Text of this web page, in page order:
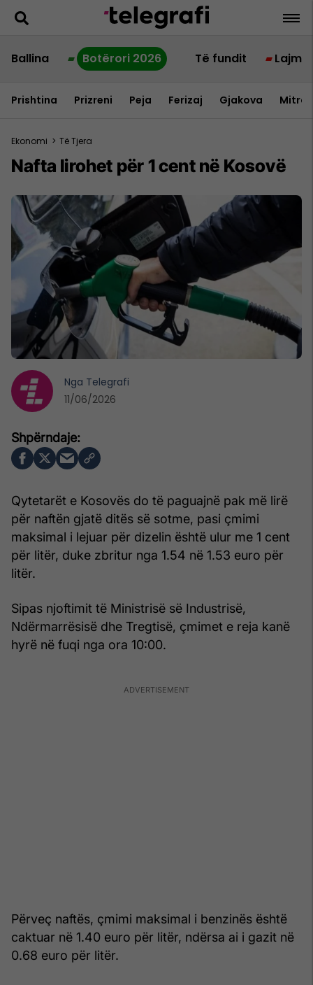
Ballina Botërori 2026 Të fundit Lajme
Prishtina Prizreni Peja Ferizaj Gjakova
Ekonomi > Të Tjera
Nafta lirohet për 1 cent në Kosovë
Qytetarët e Kosovës do të paguajnë pak më lirë
për naftën gjatë ditës së sotme, pasi çmimi
maksimal i lejuar për dizelin është ulur me 1 cent
për litër, duke zbritur nga 1.54 në 1.53 euro për
litër.
Sipas njoftimit të Ministrisë së Industrisë,
Ndërmarrësisë dhe Tregtisë, çmimet e reja kanë
hyrë në fuqi nga ora 10:00.
Përveç naftës, çmimi maksimal i benzinës është
caktuar në 1.40 euro për litër, ndërsa ai i gazit në
0.68 euro për litër.
Nga Telegrafi
11/06/2026